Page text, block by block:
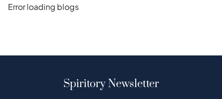
Error loading blogs
Spiritory Newsletter